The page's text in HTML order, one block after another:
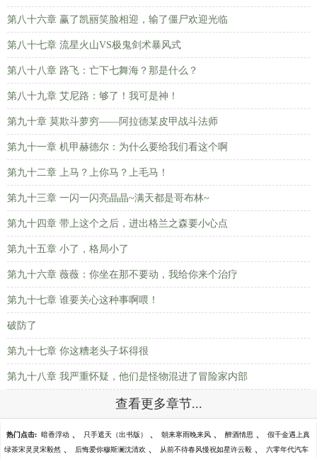
第八十六章 赢了凯丽笑脸相迎，输了僵尸欢迎光临
第八十七章 流星火山VS极鬼剑术暴风式
第八十八章 路飞：亡下七舞海？那是什么？
第八十九章 艾尼路：够了！我可是神！
第九十章 莫欺斗萝穷——阿拉德某皮甲战斗法师
第九十一章 机甲赫德尔：为什么要给我们看这个啊
第九十二章 上马？上你马？上毛马！
第九十三章 一闪一闪亮晶晶~满天都是哥布林~
第九十四章 带上这个之后，进出格兰之森要小心点
第九十五章 小了，格局小了
第九十六章 薇薇：你坐在那不要动，我给你来个治疗
第九十七章 谁要关心这种事啊喂！
破防了
第九十七章 你这糟老头子坏得很
第九十八章 我严重怀疑，他们是怪物混进了冒险家内部
查看更多章节...
热门点击: 暗香浮动 、 只手遮天（出书版） 、 朝来寒雨晚来风 、 醉酒情思 、 假千金遇上真
绿茶宋灵灵宋毅然 、 后悔爱你穆斯澜沈清欢 、 从前不待春风慢祝如星许云毅 、 六零年代汽车